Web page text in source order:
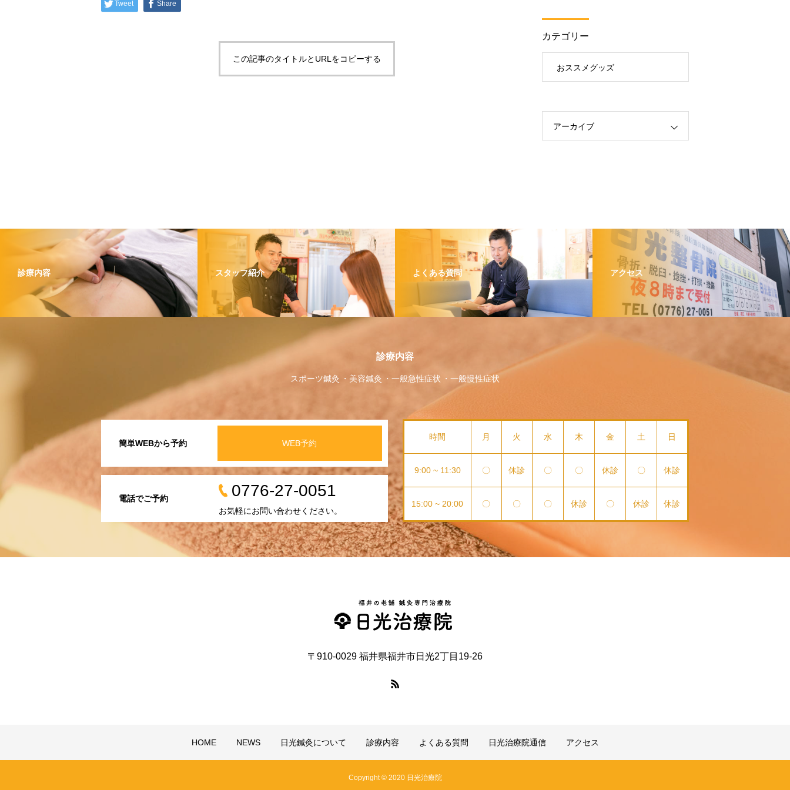
Tweet Share
この記事のタイトルとURLをコピーする
カテゴリー
おススメグッズ
アーカイブ
診療内容 スタッフ紹介 よくある質問 アクセス
診療内容
スポーツ鍼灸 美容鍼灸 一般急性症状 一般慢性症状
簡単WEBから予約 WEB予約
電話でご予約 0776-27-0051
お気軽にお問い合わせください。
時間 月 火 水 木 金 土 日
9:00 ~ 11:30 〇 休診 〇 〇 休診 〇 休診
15:00 ~ 20:00 〇 〇 〇 休診 〇 休診 休診
〒910-0029 福井県福井市日光2丁目19-26
HOME NEWS 日光鍼灸について 診療内容 よくある質問 日光治療院通信 アクセス
Copyright © 2020 日光治療院